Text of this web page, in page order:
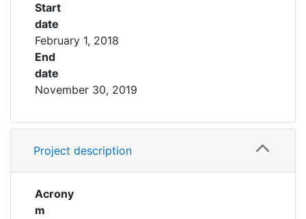
Start
date
February 1, 2018
End
date
November 30, 2019
Project description
Acrony
m